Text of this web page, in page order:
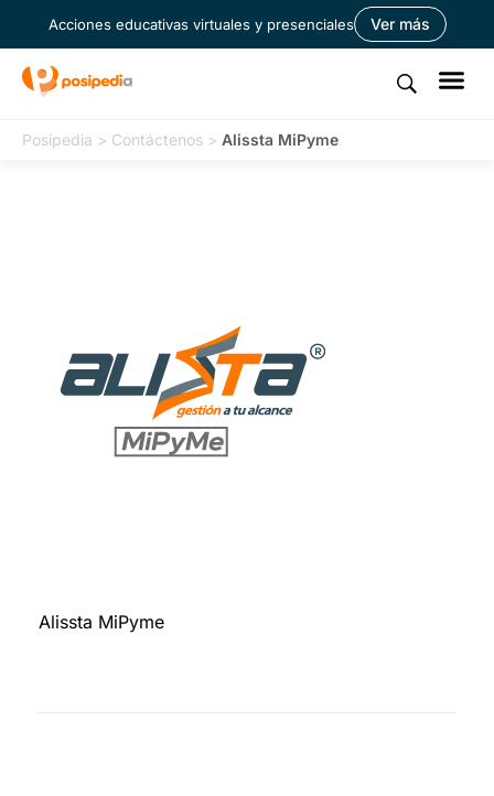
Acciones educativas virtuales y presenciales Ver más
Posipedia > Contáctenos > Alissta MiPyme
Alissta MiPyme